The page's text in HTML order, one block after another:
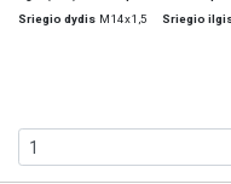
Sriegio dydis M14x1,5 Sriegio